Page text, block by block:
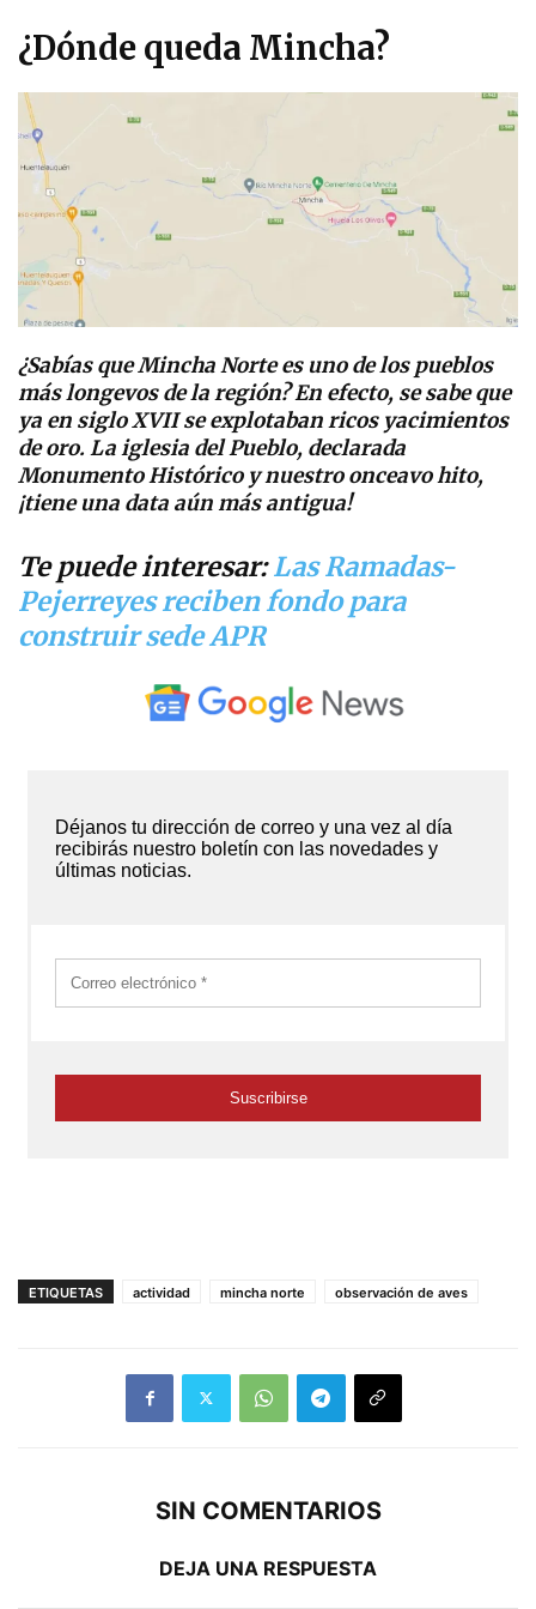
¿Dónde queda Mincha?
¿Sabías que Mincha Norte es uno de los pueblos
más longevos de la región? En efecto, se sabe que
ya en siglo XVII se explotaban ricos yacimientos
de oro. La iglesia del Pueblo, declarada
Monumento Históricoy nuestro onceavo hito,
¡tiene una data aún más antigua!
Te puede interesar:Las Ramadas-
Pejerreyes reciben fondo para
construir sede APR
ETIQUETAS actividad mincha norte observación de aves
SIN COMENTARIOS
DEJA UNA RESPUESTA